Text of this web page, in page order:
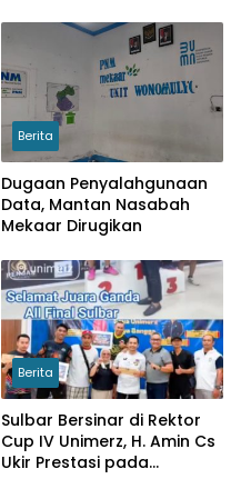
Berita
Dugaan Penyalahgunaan
Data, Mantan Nasabah
Mekaar Dirugikan
Berita
Sulbar Bersinar di Rektor
Cup IV Unimerz, H. Amin Cs
Ukir Prestasi pada